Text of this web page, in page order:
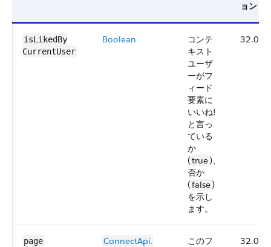
ョン
isLikedBy​
CurrentUser
Boolean
コンテ
キスト
ユーザ
ーがフ
ィード
要素に
いいね!
と言っ
ている
か
(true)、
否か
(false)
を示し
ます。
32.0
page
ConnectApi.​
このフ
32.0